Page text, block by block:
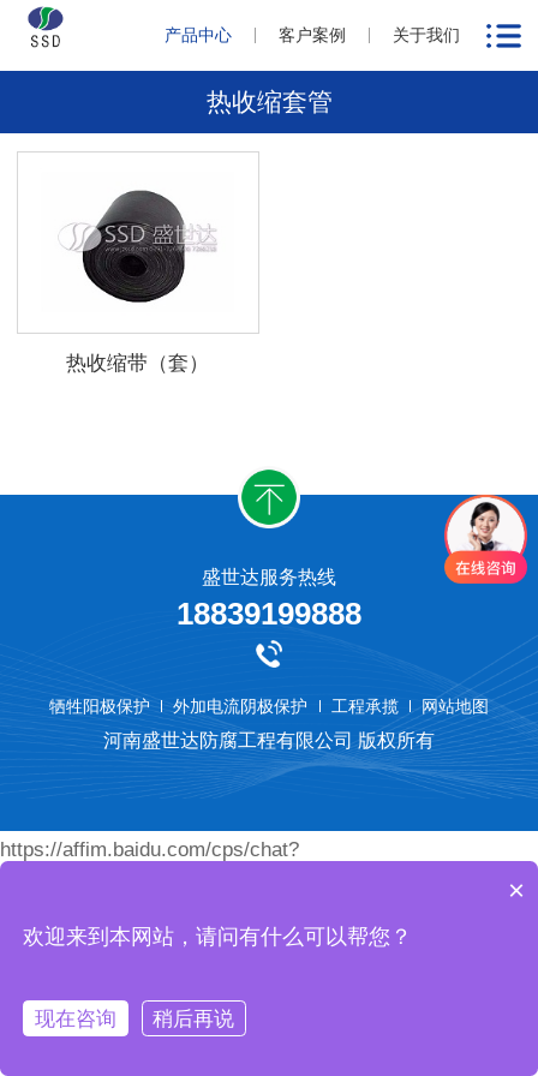
产品中心 客户案例 关于我们
热收缩套管
热收缩带（套）
盛世达服务热线
18839199888
牺牲阳极保护 外加电流阴极保护 工程承揽 网站地图
河南盛世达防腐工程有限公司 版权所有
https://affim.baidu.com/cps/chat?
×
欢迎来到本网站，请问有什么可以帮您？
现在咨询 稍后再说